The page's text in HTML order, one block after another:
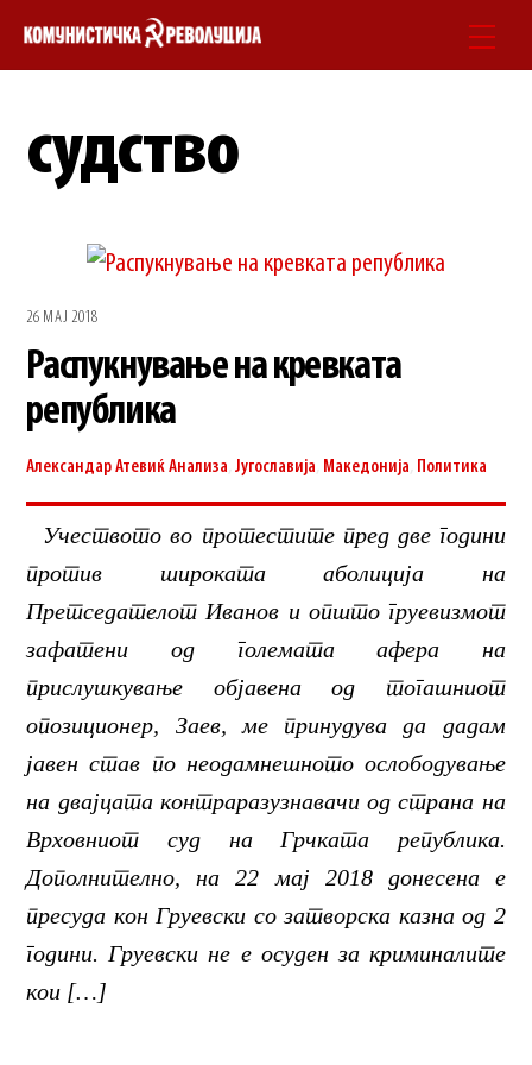
Skip
судство
26 МАЈ 2018
Распукнување на кревката
република
Александар Атевиќ Анализа ,Југославија Македонија Политика
Учеството во протестите пред две години
против широката аболиција на
Претседателот Иванов и општо груевизмот
зафатени од големата афера на
прислушкување објавена од тогашниот
опозиционер, Заев, ме принудува да дадам
јавен став по неодамнешното ослободување
на двајцата контраразузнавачи од страна на
Врховниот суд на Грчката република.
Дополнително, на 22 мај 2018 донесена е
пресуда кон Груевски со затворска казна од 2
години. Груевски не е осуден за криминалите
кои […]